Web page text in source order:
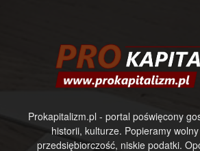
Prokapitalizm.pl - portal poświęcony
historii, kulturze. Popieramy
przedsiębiorczość, niskie podatki.